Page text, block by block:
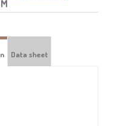
Data sheet